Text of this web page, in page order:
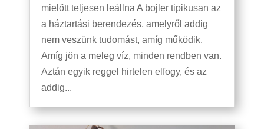
mielőtt teljesen leállna A bojler tipikusan az
a háztartási berendezés, amelyről addig
nem veszünk tudomást, amíg működik.
Amíg jön a meleg víz, minden rendben van.
Aztán egyik reggel hirtelen elfogy, és az
addig...